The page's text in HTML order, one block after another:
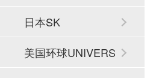
日本SK
美国环球UNIVERS